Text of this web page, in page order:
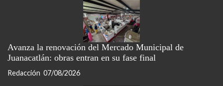
Avanza la renovación del Mercado Municipal de
Juanacatlán: obras entran en su fase final
Redacción 07/08/2026